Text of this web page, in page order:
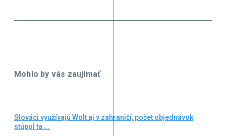
Mohlo by vás zaujímať
Slováci využívajú Wolt aj v zahraničí, počet objednávok
stúpol ta ...